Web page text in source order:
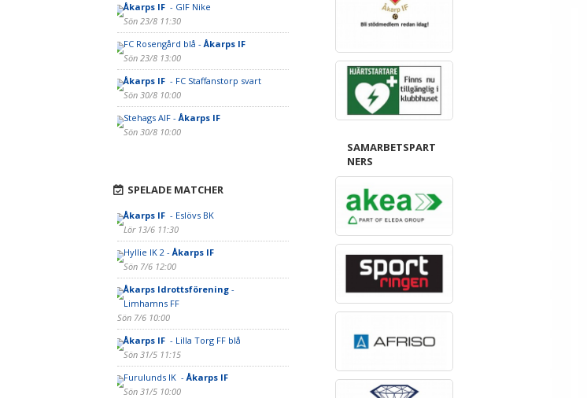
Åkarps IF - GIF Nike
Sön 23/8 11:30
FC Rosengård blå -Åkarps IF
Sön 23/8 13:00
Åkarps IF - FC Staffanstorp svart
Sön 30/8 10:00
Stehags AIF -Åkarps IF
Sön 30/8 10:00
SPELADE MATCHER
Åkarps IF - Eslövs BK
Lör 13/6 11:30
Hyllie IK 2 -Åkarps IF
Sön 7/6 12:00
Åkarps Idrottsförening-
Limhamns FF
Sön 7/6 10:00
Åkarps IF - Lilla Torg FF blå
Sön 31/5 11:15
Furulunds IK -Åkarps IF
Sön 31/5 10:00
SAMARBETSPART
NERS